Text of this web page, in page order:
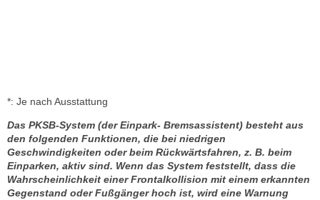
*: Je nach Ausstattung
Das PKSB-System (der Einpark- Bremsassistent) besteht aus
den folgenden Funktionen, die bei niedrigen
Geschwindigkeiten oder beim Rückwärtsfahren, z. B. beim
Einparken, aktiv sind. Wenn das System feststellt, dass die
Wahrscheinlichkeit einer Frontalkollision mit einem erkannten
Gegenstand oder Fußgänger hoch ist, wird eine Warnung